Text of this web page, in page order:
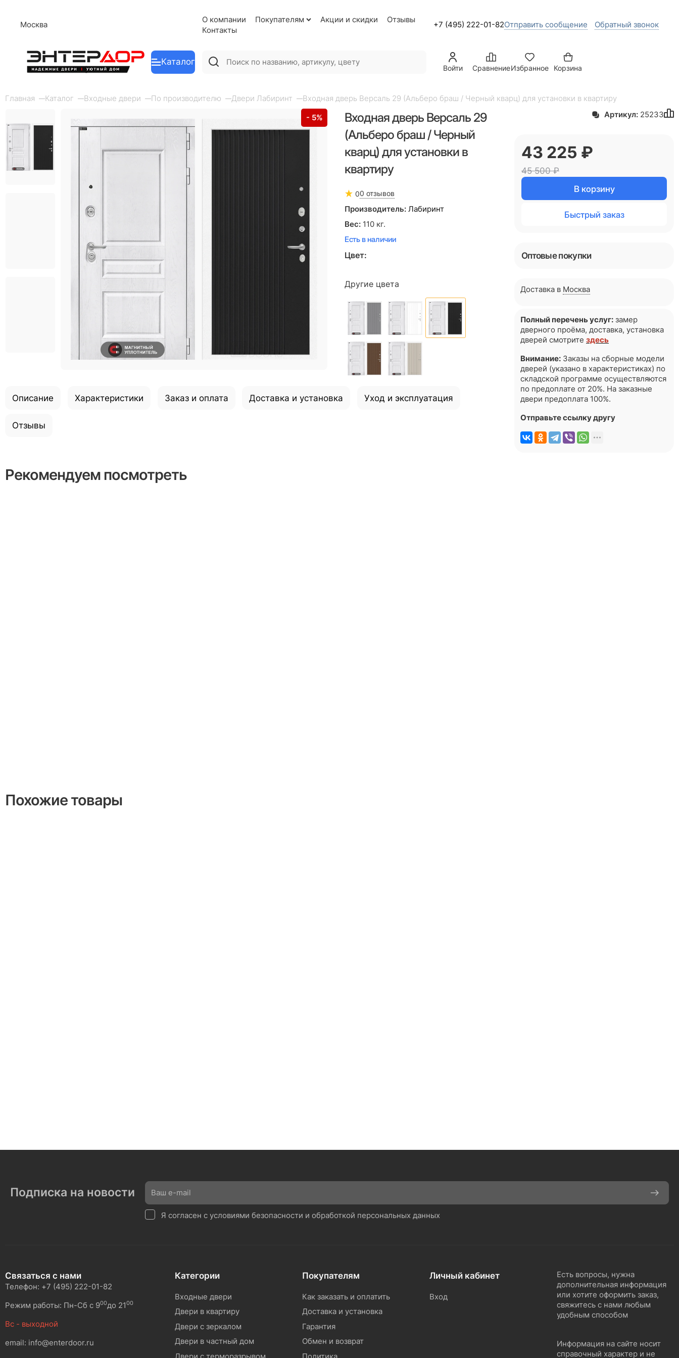
Москва
О компании Покупателям Акции и скидки
Отзывы
Контакты
+7 (495) 222-01-82Отправить сообщение Обратный звонок
Каталог
Войти СравнениеИзбранное Корзина
Главная Каталог Входные двери По производителю Двери Лабиринт Входная дверь Версаль 29 (Альберо браш / Черный кварц) для установки в квартиру
- 5%
Входная дверь Версаль 29
(Альберо браш / Черный
кварц) для установки в
квартиру
00 отзывов
Производитель: Лабиринт
Вес: 110 кг.
Есть в наличии
Цвет:
Другие цвета
Описание Характеристики Заказ и оплата Доставка и установка Уход и эксплуатация
Отзывы
Рекомендуем посмотреть
Похожие товары
Артикул: 25233
45 500 ₽
43 225 ₽
В корзину
Быстрый заказ
Оптовые покупки
Доставка в Москва
Полный перечень услуг: замер
дверного проёма, доставка, установка
дверей смотрите здесь
Внимание: Заказы на сборные модели
дверей (указано в характеристиках) по
складской программе осуществляются
по предоплате от 20%. На заказные
двери предоплата 100%.
Отправьте ссылку другу
Подписка на новости
Я согласен с условиями безопасности и обработкой персональных данных
Связаться с нами
Телефон: +7 (495) 222-01-82
Режим работы: Пн-Сб с 900до 2100
Вс - выходной
email: info@enterdoor.ru
Категории
Входные двери
Двери в квартиру
Двери с зеркалом
Двери в частный дом
Покупателям
Как заказать и оплатить
Доставка и установка
Гарантия
Обмен и возврат
Личный кабинет
Вход
Есть вопросы, нужна
дополнительная информация
или хотите оформить заказ,
свяжитесь с нами любым
удобным способом
Информация на сайте носит
справочный характер и не